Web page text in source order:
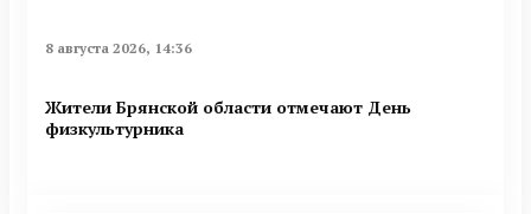
8 августа 2026, 14:36
Жители Брянской области отмечают День
физкультурника